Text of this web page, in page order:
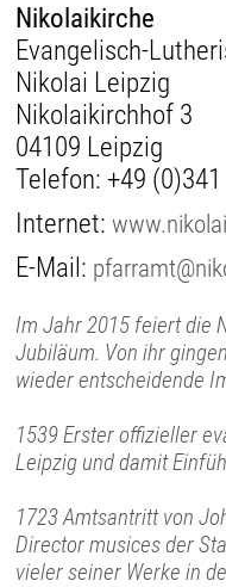
Nikolaikirche
Evangelisch-
Nikolai Leipzig
Nikolaikirchhof 3
04109 Leipzig
Telefon: +49
Internet:
E-Mail:
Im Jahr 2015 feiert die
Jubiläum. Von ihr
wieder entscheidende
1539 Erster offizieller
Leipzig und damit
1723 Amtsantritt von
Director musices der
vieler seiner Werke in